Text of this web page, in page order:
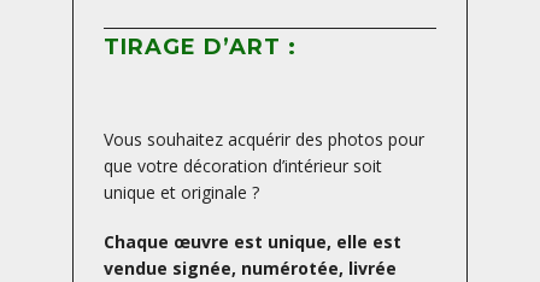
TIRAGE D’ART :
Vous souhaitez acquérir des photos pour
que votre décoration d’intérieur soit
unique et originale ?
Chaque œuvre est unique, elle est
vendue signée, numérotée, livrée